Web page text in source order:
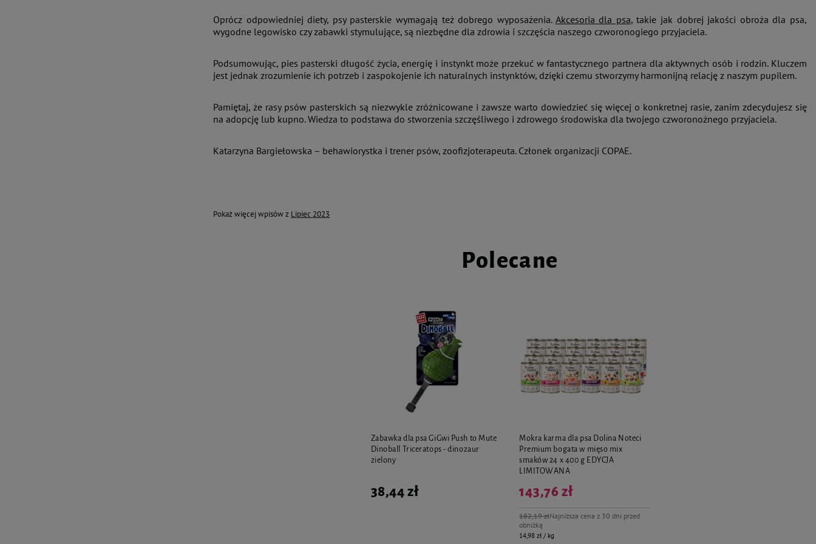
Oprócz odpowiedniej diety, psy pasterskie wymagają też dobrego wyposażenia. Akcesoria dla psa, takie jak dobrej jakości obroża dla psa,
wygodne legowisko czy zabawki stymulujące, są niezbędne dla zdrowia i szczęścia naszego czworonogiego przyjaciela.
Podsumowując, pies pasterski długość życia, energię i instynkt może przekuć w fantastycznego partnera dla aktywnych osób i rodzin. Kluczem
jest jednak zrozumienie ich potrzeb i zaspokojenie ich naturalnych instynktów, dzięki czemu stworzymy harmonijną relację z naszym pupilem.
Pamiętaj, że rasy psów pasterskich są niezwykle zróżnicowane i zawsze warto dowiedzieć się więcej o konkretnej rasie, zanim zdecydujesz się
na adopcję lub kupno. Wiedza to podstawa do stworzenia szczęśliwego i zdrowego środowiska dla twojego czworonożnego przyjaciela.
Katarzyna Bargiełowska – behawiorystka i trener psów, zoofizjoterapeuta. Członek organizacji COPAE.
Pokaż więcej wpisów z Lipiec 2023
Polecane
Zabawka dla psa GiGwi Push to Mute
Dinoball Triceratops - dinozaur
zielony
38,44 zł
Mokra karma dla psa Dolina Noteci
Premium bogata w mięso mix
smaków 24 x 400 g EDYCJA
LIMITOWANA
182,19 złNajniższa cena z 30 dni przed
obniżką
143,76 zł
14,98 zł / kg